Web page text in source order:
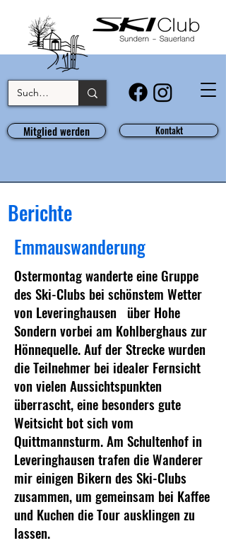
Mitglied werden Kontakt
Berichte
Emmauswanderung
Ostermontag wanderte eine Gruppe
des Ski-Clubs bei schönstem Wetter
von Leveringhausen über Hohe
Sondern vorbei am Kohlberghaus zur
Hönnequelle. Auf der Strecke wurden
die Teilnehmer bei idealer Fernsicht
von vielen Aussichtspunkten
überrascht, eine besonders gute
Weitsicht bot sich vom
Quittmannsturm. Am Schultenhof in
Leveringhausen trafen die Wanderer
mir einigen Bikern des Ski-Clubs
zusammen, um gemeinsam bei Kaffee
und Kuchen die Tour ausklingen zu
lassen.